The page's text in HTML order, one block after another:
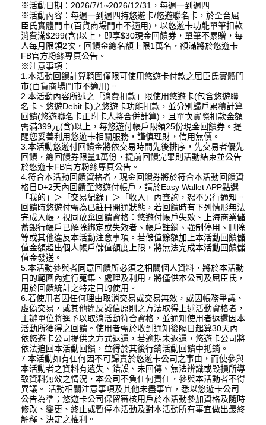
※活動日期：2026/7/1~2026/12/31，每週一到週四
※活動內容：每週一到週四持悠遊卡/悠遊聯名卡，於全台屈
臣氏實體門市(百貨商場門市不適用)，以悠遊卡功能單筆扣款
消費滿$299(含)以上，即享$30現金回饋券，單筆不累贈，每
人每月限領2次，回饋金總名額上限1萬名，額滿將於悠遊卡
FB官方粉絲專頁公告。
※注意事項：
1.本活動回饋計算範圍僅限可使用悠遊卡付款之屈臣氏實體門
市(百貨商場門市不適用)。
2.本活動內容所述之「消費扣款」限使用悠遊卡(包含悠遊聯
名卡、悠遊Debit卡)之悠遊卡功能扣款，並分別歸戶累積計算
回饋(悠遊聯名卡正附卡人將合併計算)，且單次實際扣款金額
需滿399元(含)以上，每悠遊付帳戶限領25份現金回饋券。提
醒您妥善利用悠遊卡相關服務，謹慎理財，信用無價。
3.本活動悠遊付回饋金將依交易時間先後排序，先交易者優先
回饋，總回饋券限量1萬份，提前回饋完畢則活動結束並公告
於悠遊卡FB官方粉絲專頁公告。
4.符合本活動回饋資格者，現金回饋券將於符合本活動回饋資
格日D+2天內回饋至悠遊付帳戶，請於Easy Wallet APP點選
「我的」＞「交易紀錄」＞「收入」內查詢，恕不另行通知。
回饋時悠遊付需為已註冊開通狀態，若回饋時有下列情形無法
完成入帳，視同放棄回饋資格：悠遊付帳戶失效、上海商業儲
蓄銀行帳戶已解除綁定或失效者、帳戶註銷、強制停用、刪除
等或其他違反本活動注意事項。若儲值餘額加上本活動回饋儲
值金額超出個人帳戶儲值額度上限，將無法完成本活動回饋儲
值金發送。
5.本活動參與者同意回饋所必須之相關個人資料，將於本活動
目的範圍內進行蒐集、處理及利用，將僅供本公司及屈臣氏，
用於回饋統計之特定目的使用。
6.若使用者因任何理由取消交易或交易無效，或因帳務爭議、
虛偽交易，或其他違反誠信原則之方法取得上述活動資格者，
主辦單位將逕予以取消活動符合資格，並通知使用者返還因本
活動所獲得之回饋。使用者需於收到通知後隔日起算30天內
依悠遊卡公司提供之方式返還，若逾期未返還，悠遊卡公司將
依法追回本活動回饋，並得於其後行銷活動回饋中抵銷。
7.本活動如有任何因不可歸責於悠遊卡公司之事由，而使參與
本活動者之資料有遺失、錯誤、未回傳、無法辨識或毀損所導
致資料無效之情況，本公司不負任何責任，參與本活動者不得
異議。 活動相關注意事項及其他未盡事宜，悉以悠遊卡公司
公告為準；悠遊卡公司保留審核用戶於本活動參加資格及隨時
修改、變更、終止或暫停本活動及對本活動所有事宜做出最終
解釋、決定之權利。